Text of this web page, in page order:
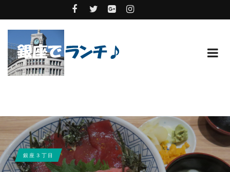
銀座３丁目